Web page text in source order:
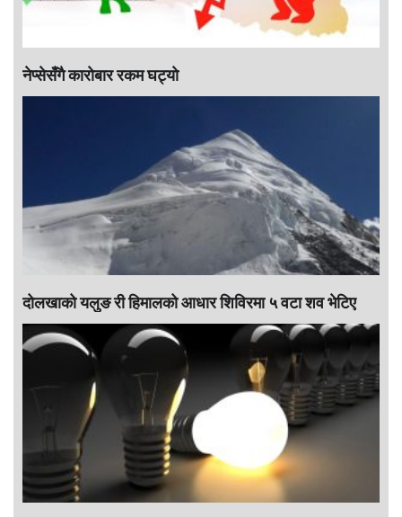
नेप्सेसँगै काराेबार रकम घट्याे
दोलखाको यलुङ री हिमालको आधार शिविरमा ५ वटा शव भेटिए